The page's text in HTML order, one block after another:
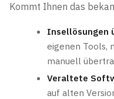
Kommt Ihnen das
Insellösungen
eigenen Tools,
manuell
Veraltete
auf alten